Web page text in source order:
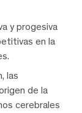
y progesiva
en la
las
de la
cerebrales